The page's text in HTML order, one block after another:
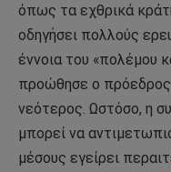
όπως τα εχθρικά
οδηγήσει πολλούς
έννοια του «πολέμου
προώθησε ο
νεότερος. Ωστόσο, η
μπορεί να
μέσους εγείρει